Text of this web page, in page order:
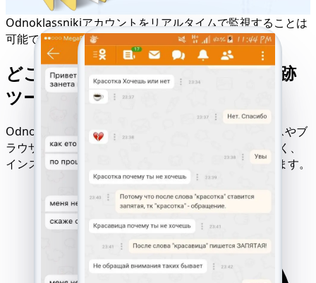
Odnoklassnikiアカウントをリアルタイムで監視することは
可能ですか？
どこでも動作するOdnoklassniki追跡
ツール - アクセス権や許可は不要
Odnoklassnikiハッキングツールは、あらゆるデバイスやブ
ラウザで24時間365日稼働します。OSや場所に関係なく、
インストール、アクセス、通知なしでリモート起動します。